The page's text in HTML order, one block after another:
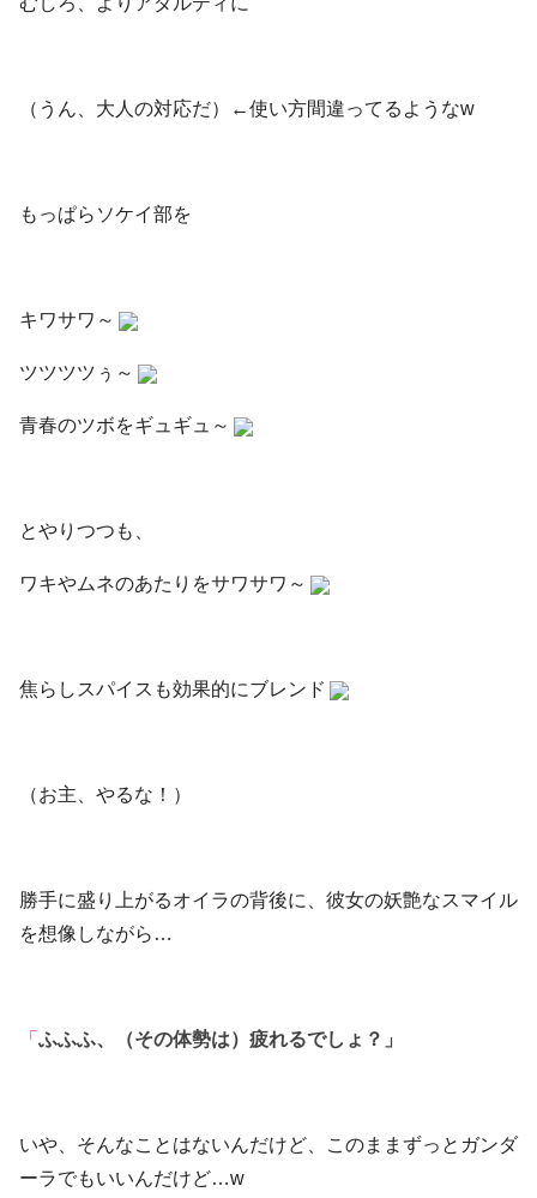
（うん、大人の対応だ）←使い方間違ってるようなw
もっぱらソケイ部を
キワサワ～
ツツツツぅ～
青春のツボをギュギュ～
とやりつつも、
ワキやムネのあたりをサワサワ～
焦らしスパイスも効果的にブレンド
（お主、やるな！）
勝手に盛り上がるオイラの背後に、彼女の妖艶なスマイル
を想像しながら…
「 ふふふ、（その体勢は）疲れるでしょ？」
いや、そんなことはないんだけど、このままずっとガンダ
ーラでもいいんだけど…w